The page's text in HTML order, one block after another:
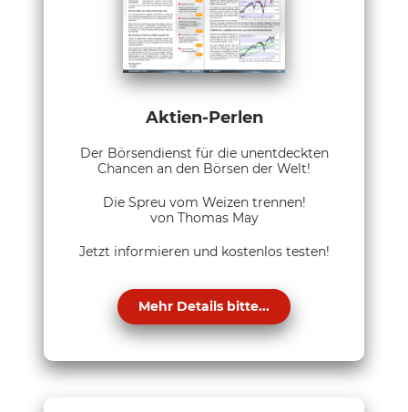
Aktien-Perlen
Der Börsendienst für die unentdeckten
Chancen an den Börsen der Welt!
Die Spreu vom Weizen trennen!
von Thomas May
Jetzt informieren und kostenlos testen!
Mehr Details bitte...